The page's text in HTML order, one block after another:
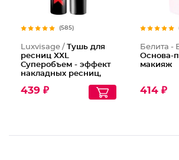
(585)
Luxvisage / Тушь для
ресниц XXL
Суперобъем - эффект
накладных ресниц,
439 ₽
Белита -
Основа-
макияж
414 ₽